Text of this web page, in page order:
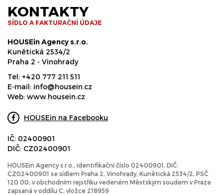
KONTAKTY
SÍDLO A FAKTURAČNÍ ÚDAJE
HOUSEin Agency s.r.o.
Kunětická 2534/2
Praha 2 - Vinohrady
Tel: +420 777 211 511
E-mail: info@housein.cz
Web: www.housein.cz
HOUSEin na Facebooku
IČ: 02400901
DIČ: CZ02400901
HOUSEin Agency s.r.o., identifikační číslo 02400901, DIČ:
CZ02400901 se sídlem Praha 2, Vinohrady, Kunětická 2534/2, PSČ
120 00, v obchodním rejstříku vedeném Městským soudem v Praze
zapsaná v oddílu C, vložce 218959